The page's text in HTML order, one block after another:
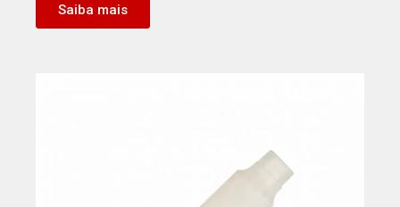
Saiba mais